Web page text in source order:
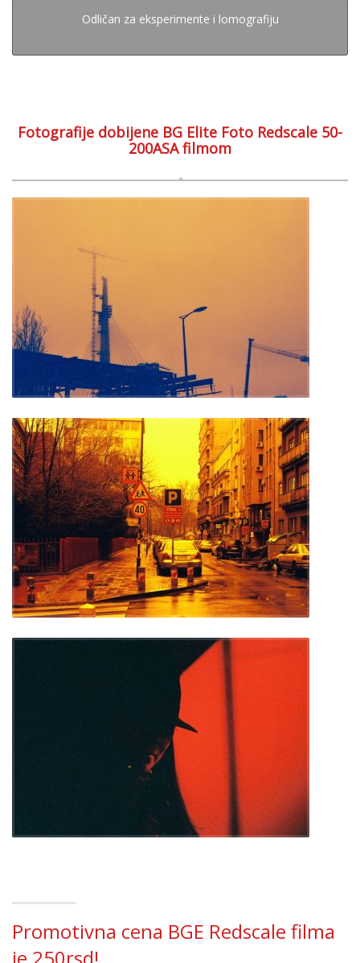
Odličan za eksperimente i lomografiju
Fotografije dobijene BG Elite Foto Redscale 50-
200ASA filmom
Promotivna cena BGE Redscale filma